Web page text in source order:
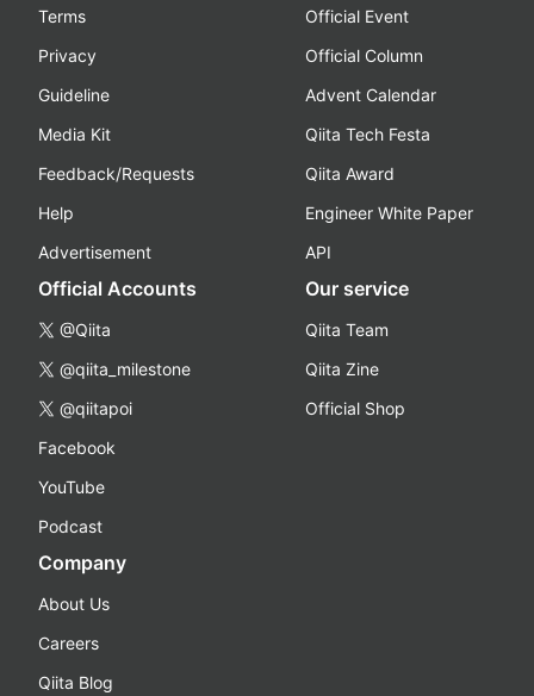
Terms
Privacy
Guideline
Media Kit
Feedback/Requests
Help
Advertisement
Official Event
Official Column
Advent Calendar
Qiita Tech Festa
Qiita Award
Engineer White Paper
API
Official Accounts
@Qiita
@qiita_milestone
@qiitapoi
Facebook
YouTube
Podcast
Our service
Qiita Team
Qiita Zine
Official Shop
Company
About Us
Careers
Qiita Blog